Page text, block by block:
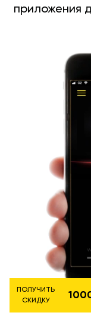
приложения
ПОЛУЧИТЬ
СКИДКУ